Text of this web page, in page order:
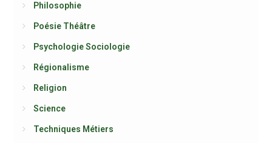
Philosophie
Poésie Théâtre
Psychologie Sociologie
Régionalisme
Religion
Science
Techniques Métiers